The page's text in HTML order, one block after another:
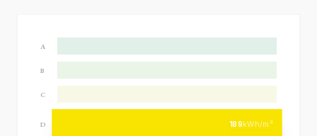
A
B
C
D 189kWh/m²